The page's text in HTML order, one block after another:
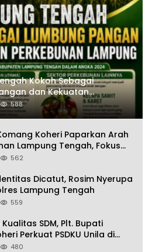
Kokoh Sebagai
dan Kekuatan
Lampung, Komang Koheri:
Pangan adalah Fondasi
588
Koheri Paparkan Arah
Lampung Tengah, Fokus
Infrastruktur dan
562
Dicatut, Rosim Nyerupa
Lampung Tengah
559
SDM, Plt. Bupati
Perkuat PSDKU Unila di
480